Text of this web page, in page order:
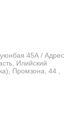
45А / Адрес
Илийский
Промзона, 44​ ,